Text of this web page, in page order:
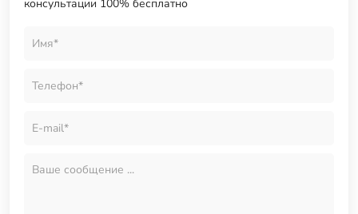
консультации 100% бесплатно